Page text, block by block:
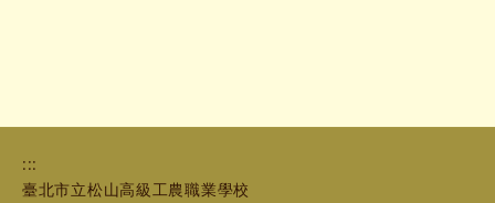
:::
臺北市立松山高級工農職業學校